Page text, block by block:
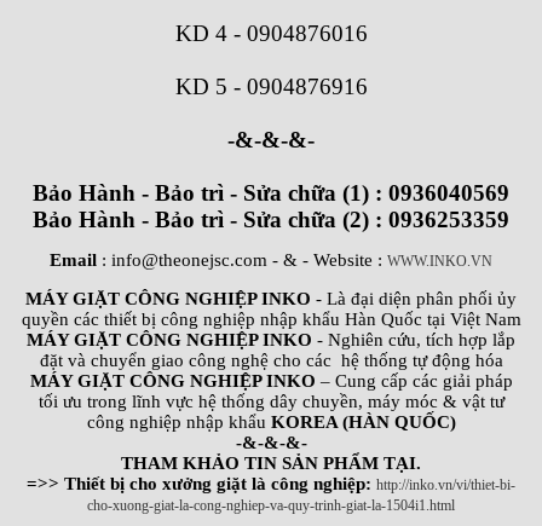
KD 4 - 0904876016
KD 5 - 0904876916
-&-&-&-
Bảo Hành - Bảo trì - Sửa chữa (1) : 0936040569
Bảo Hành - Bảo trì - Sửa chữa (2) : 0936253359
Email : info@theonejsc.com - & - Website : WWW.INKO.VN
MÁY GIẶT CÔNG NGHIỆP INKO - Là đại diện phân phối ủy
quyền các thiết bị công nghiệp nhập khẩu Hàn Quốc tại Việt Nam
MÁY GIẶT CÔNG NGHIỆP INKO - Nghiên cứu, tích hợp lắp
đặt và chuyển giao công nghệ cho các hệ thống tự động hóa
MÁY GIẶT CÔNG NGHIỆP INKO – Cung cấp các giải pháp
tối ưu trong lĩnh vực hệ thống dây chuyền, máy móc & vật tư
công nghiệp nhập khẩu KOREA (HÀN QUỐC)
-&-&-&-
THAM KHẢO TIN SẢN PHẨM TẠI.
=>> Thiết bị cho xưởng giặt là công nghiệp: http://inko.vn/vi/thiet-bi-
cho-xuong-giat-la-cong-nghiep-va-quy-trinh-giat-la-1504i1.html